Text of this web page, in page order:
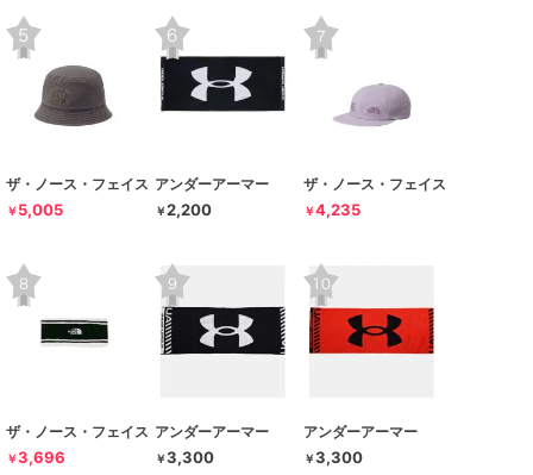
ザ・ノース・フェイス
￥ 5,005
アンダーアーマー
￥2,200
ザ・ノース・フェイス
￥4,235
ザ・ノース・フェイス
￥3,696
アンダーアーマー
￥3,300
アンダーアーマー
￥3,300